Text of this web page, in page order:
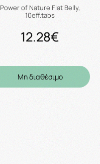
Power of Nature Flat Belly,
10eff.tabs
12.28€
Μη διαθέσιμο